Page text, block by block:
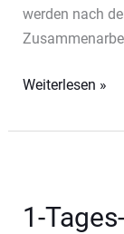
werden nach
1-
Kurs
02.08.2026
Weiterlesen »
1-